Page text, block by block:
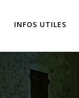
INFOS UTILES